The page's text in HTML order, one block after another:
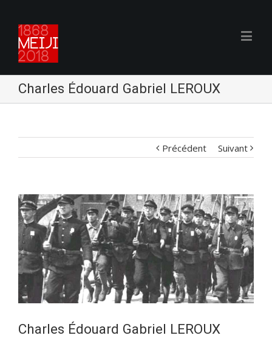
Charles Édouard Gabriel LEROUX
Précédent Suivant
Voir
l'image
agrandie
Charles Édouard Gabriel LEROUX